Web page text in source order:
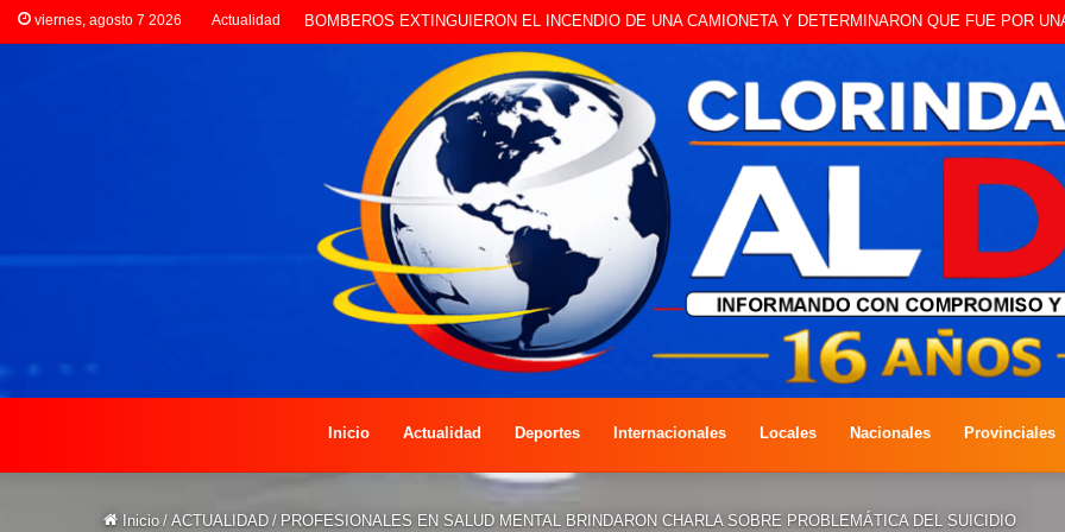
viernes, agosto 7 2026 Actualidad LA POLICÍA INVESTIGA ROBO A CAMBISTA OCURRIDO ESTE JUEVES
Inicio Actualidad Deportes Internacionales Locales Nacionales Provinciales
Inicio / ACTUALIDAD / PROFESIONALES EN SALUD MENTAL BRINDARON CHARLA SOBRE PROBLEMÁTICA DEL SUICIDIO